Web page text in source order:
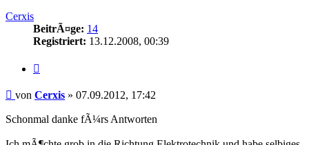
Cerxis
BeitrÃ¤ge: 14
Registriert: 13.12.2008, 00:39
Beitrag
von Cerxis » 07.09.2012, 17:42
Schonmal danke fÃ¼rs Antworten